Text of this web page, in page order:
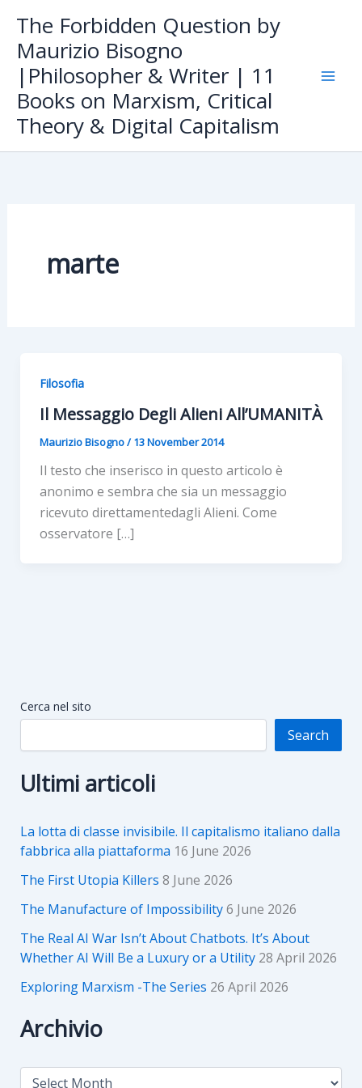
content
The Forbidden Question by
Maurizio Bisogno
|Philosopher & Writer | 11
Books on Marxism, Critical
Theory & Digital Capitalism
marte
Filosofia
Il Messaggio Degli Alieni All’UMANITÀ
Maurizio Bisogno/13 November 2014
Il testo che inserisco in questo articolo è
anonimo e sembra che sia un messaggio
ricevuto direttamentedagli Alieni. Come
osservatore […]
Cerca nel sito
Search
Ultimi articoli
La lotta di classe invisibile. Il capitalismo italiano dalla
fabbrica alla piattaforma 16 June 2026
The First Utopia Killers 8 June 2026
The Manufacture of Impossibility6 June 2026
The Real AI War Isn’t About Chatbots. It’s About
Whether AI Will Be a Luxury or a Utility 28 April 2026
Exploring Marxism -The Series 26 April 2026
Archivio
A